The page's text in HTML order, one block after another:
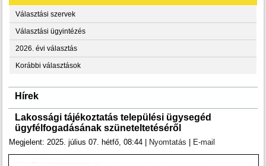
Választási szervek
Választási ügyintézés
2026. évi választás
Korábbi választások
Hírek
Lakossági tájékoztatás települési ügysegéd
ügyfélfogadásának szüneteltetéséről
Megjelent: 2025. július 07. hétfő, 08:44 Nyomtatás E-mail